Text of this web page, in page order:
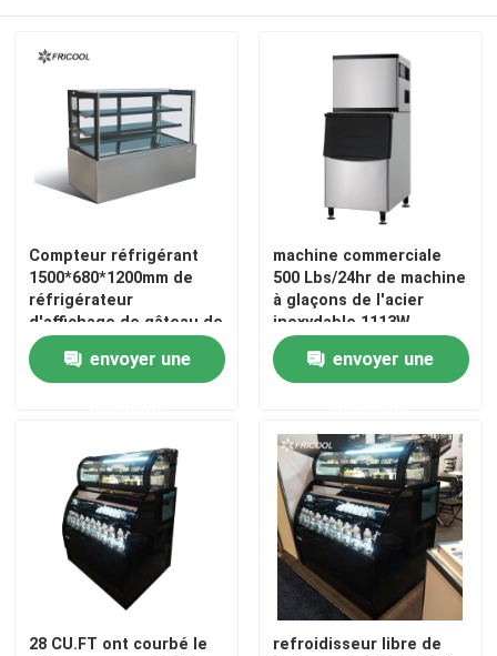
Produits
A propos de nous
Contrôle de la qualité
Contact
Tous les cas
Compteur réfrigérant
1500*680*1200mm de
réfrigérateur
d'affichage de gâteau de
la boulangerie R290
envoyer une
machine commerciale
500 Lbs/24hr de machine
à glaçons de l'acier
inoxydable 1113W
envoyer une
28 CU.FT ont courbé le
refroidisseur libre de